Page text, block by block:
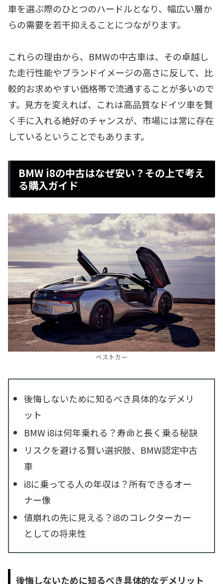
車を選ぶ際のひとつのハードルとなり、幅広い層か
らの需要を若干抑えることにつながります。
これらの理由から、BMWの中古車は、その卓越し
た走行性能やブランドイメージの高さに反して、比
較的お求めやすい価格帯で流通することが多いので
す。見方を変えれば、これは高品質なドイツ車を賢
く手に入れる絶好のチャンスが、市場には常に存在
しているということでもあります。
BMW i8の中古はなぜ安い？その上で考え
る購入ガイド
ベストカー
後悔しないために知るべき具体的なデメリ
ット
BMW i8は何年乗れる？寿命と長く乗る秘訣
リスクを避ける賢い選択肢、BMW認定中古
車
i8に乗ってる人の年収は？所有できるオー
ナー像
値崩れの先に見える？i8のコレクターカー
としての将来性
後悔しないために知るべき具体的なデメリット